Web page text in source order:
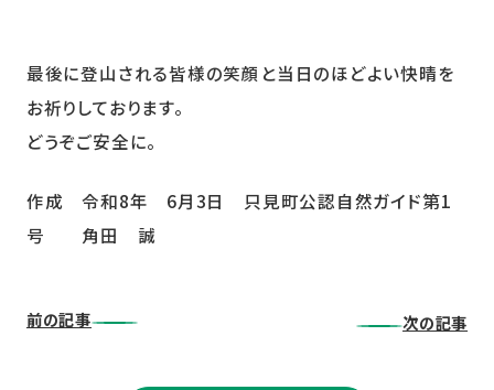
最後に登山される皆様の笑顔と当日のほどよい快晴を
お祈りしております。
どうぞご安全に。
作成 令和8年 6月3日 只見町公認自然ガイド第1
号 角田 誠
前の記事 次の記事